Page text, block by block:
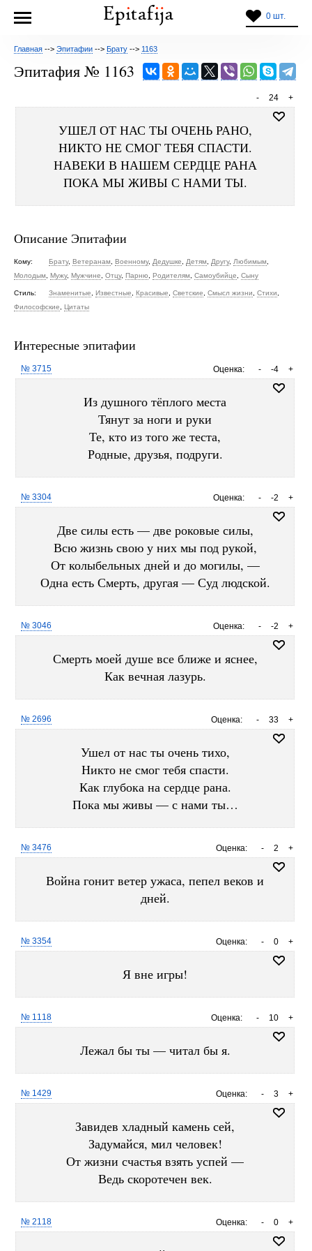
0 шт.
Главная --> Эпитафии --> Брату --> 1163
Эпитафия № 1163
+
24
-
УШЕЛ ОТ НАС ТЫ ОЧЕНЬ РАНО,
НИКТО НЕ СМОГ ТЕБЯ СПАСТИ.
НАВЕКИ В НАШЕМ СЕРДЦЕ РАНА
ПОКА МЫ ЖИВЫ С НАМИ ТЫ.
Описание Эпитафии
Кому: Брату, Ветеранам Военному, Дедушке Детям Другу, Любимым
Молодым
Мужу, Мужчине Отцу, Парню Родителям Самоубийце Сыну
Стиль: Знаменитые Известные Красивые Светские Смысл жизни Стихи
Философские
Цитаты
Интересные эпитафии
Оценка: +
-4
-
№ 3715
Из душного тёплого места
Тянут за ноги и руки
Те, кто из того же теста,
Родные, друзья, подруги.
Оценка: +
-2
-
№ 3304
Две силы есть — две роковые силы,
Всю жизнь свою у них мы под рукой,
От колыбельных дней и до могилы, —
Одна есть Смерть, другая — Суд людской.
Оценка: +
-2
-
№ 3046
Смерть моей душе все ближе и яснее,
Как вечная лазурь.
Оценка: +
33
-
№ 2696
Ушел от нас ты очень тихо,
Никто не смог тебя спасти.
Как глубока на сердце рана.
Пока мы живы — с нами ты…
Оценка: +
2
-
№ 3476
Война гонит ветер ужаса, пепел веков и
дней.
Оценка: +
0
-
№ 3354
Я вне игры!
Оценка: +
10
-
№ 1118
Лежал бы ты — читал бы я.
Оценка: +
3
-
№ 1429
Завидев хладный камень сей,
Задумайся, мил человек!
От жизни счастья взять успей —
Ведь скоротечен век.
Оценка: +
0
-
№ 2118